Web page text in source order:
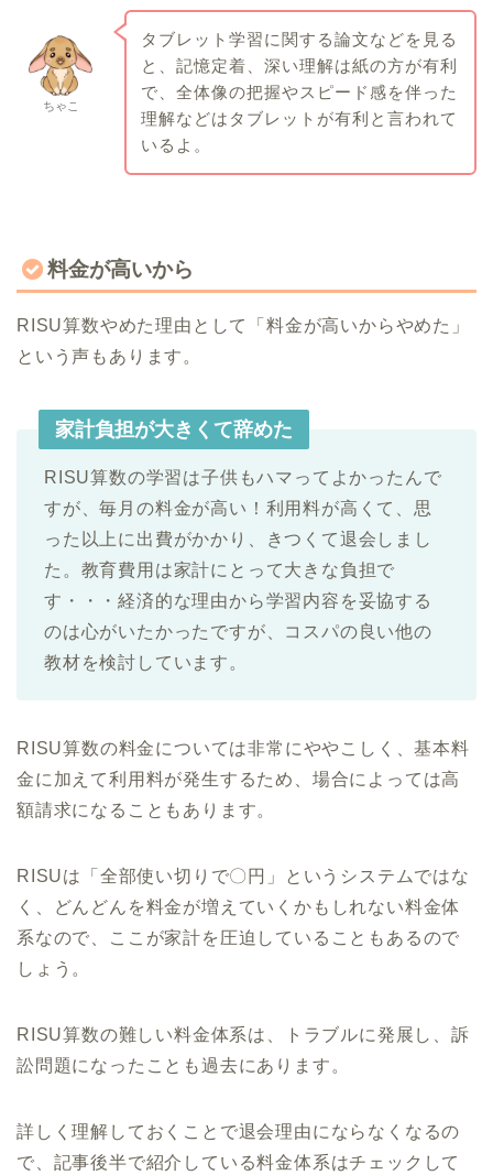
ちゃこ
タブレット学習に関する論文などを見る
と、記憶定着、深い理解は紙の方が有利
で、全体像の把握やスピード感を伴った
理解などはタブレットが有利と言われて
いるよ。
料金が高いから
RISU算数やめた理由として「料金が高いからやめた」
という声もあります。
家計負担が大きくて辞めた
RISU算数の学習は子供もハマってよかったんで
すが、毎月の料金が高い！利用料が高くて、思
った以上に出費がかかり、きつくて退会しまし
た。教育費用は家計にとって大きな負担で
す・・・経済的な理由から学習内容を妥協する
のは心がいたかったですが、コスパの良い他の
教材を検討しています。
RISU算数の料金については非常にややこしく、基本料
金に加えて利用料が発生するため、場合によっては高
額請求になることもあります。
RISUは「全部使い切りで〇円」というシステムではな
く、どんどんを料金が増えていくかもしれない料金体
系なので、ここが家計を圧迫していることもあるので
しょう。
RISU算数の難しい料金体系は、トラブルに発展し、訴
訟問題になったことも過去にあります。
詳しく理解しておくことで退会理由にならなくなるの
で、記事後半で紹介している料金体系はチェックして